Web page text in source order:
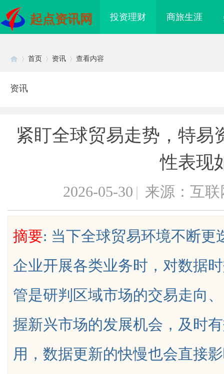
起点资讯网 投资理财 商旅生涯
首页 资讯 查看内容
资讯
紧盯全球贸易走势，特易
性表现
2026-05-30 | 来源：互联
摘要: 当下全球贸易环境不断更
企业开展各类业务时，对数据
管是研判区域市场的交易走向
握新兴市场的发展机会，及时
用，数据更新的快慢也会直接